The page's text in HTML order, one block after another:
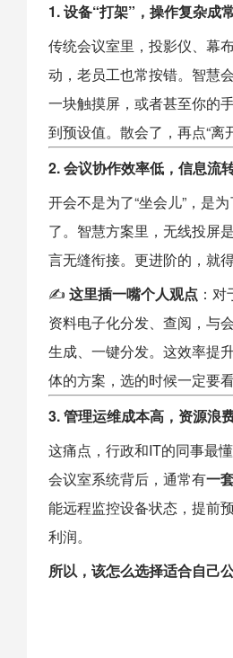
1. 设备“打架”，操作复杂成
传统会议室里，投影仪、幕
动，老员工也常按错。智慧
一块触摸屏，或者甚至你的
到预设值。散会了，再点“离
2. 会议协作效率低，信息流
开会不是为了“坐会儿”，是
了。智慧方案里，无线投屏
言无缝衔接。更进阶的，就
✍️ 这里插一嘴个人观点 ：
资料电子化分发、查阅，与
生成、一键分发。这效率提
体的方案，选的时候一定要
3. 管理运维成本高，资源浪
这痛点，行政和IT的同事最
会议室系统背后，通常有一
能远程监控设备状态，提前
利润。
所以，该怎么选择适合自己